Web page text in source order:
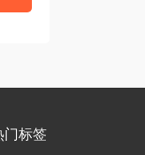
门标签